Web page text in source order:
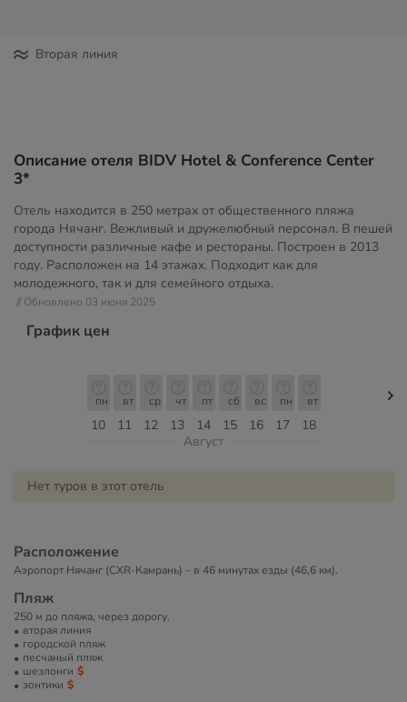
Вторая линия
Описание отеля BIDV Hotel & Conference Center
3*
Отель находится в 250 метрах от общественного пляжа
города Нячанг. Вежливый и дружелюбный персонал. В пешей
доступности различные кафе и рестораны. Построен в 2013
году. Расположен на 14 этажах. Подходит как для
молодежного, так и для семейного отдыха.
// Обновлено 03 июня 2025
График цен
10
пн
11
вт
12
ср
13
чт
14
пт
15
сб
16
вс
17
пн
18
вт
Август
Нет туров в этот отель
Расположение
Аэропорт Нячанг (CXR-Камрань) – в 46 минутах езды (46,6 км).
Пляж
250 м до пляжа, через дорогу.
вторая линия
городской пляж
песчаный пляж
шезлонги
зонтики